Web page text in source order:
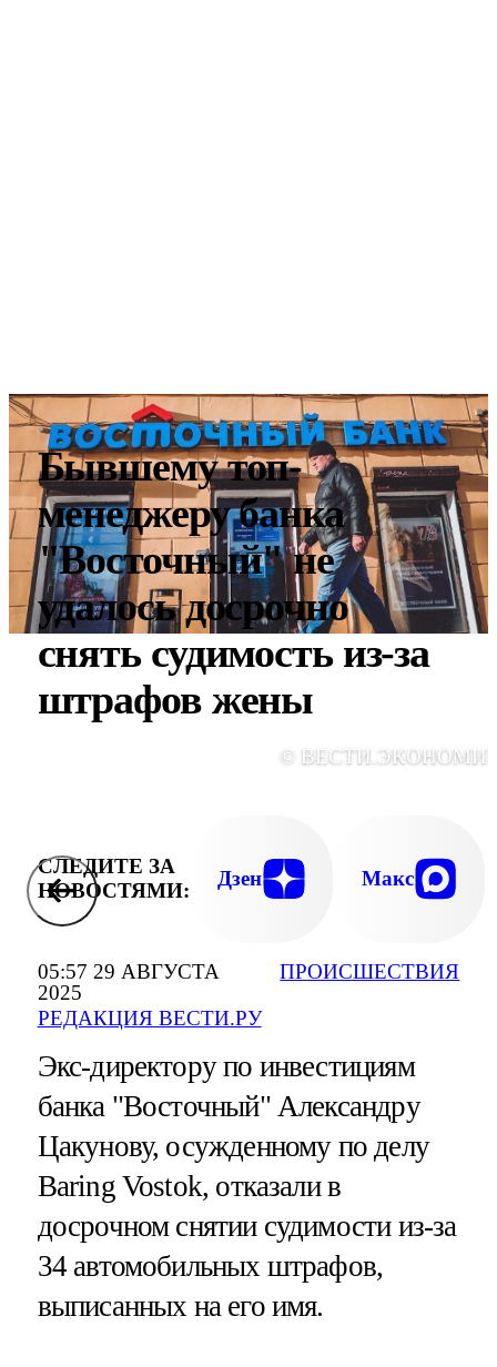
05:57 29 АВГУСТА
2025
РЕДАКЦИЯ ВЕСТИ.РУ
ПРОИСШЕСТВИЯ
Бывшему топ-
менеджеру банка
"Восточный" не
удалось досрочно
снять судимость из-за
штрафов жены
©
СЛЕДИТЕ ЗА
НОВОСТЯМИ:
Дзен Макс
Экс-директору по инвестициям
банка "Восточный" Александру
Цакунову, осужденному по делу
Baring Vostok, отказали в
досрочном снятии судимости из-за
34 автомобильных штрафов,
выписанных на его имя.